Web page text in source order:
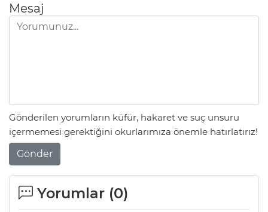
Mesaj
Gönderilen yorumların küfür, hakaret ve suç unsuru
içermemesi gerektiğini okurlarımıza önemle hatırlatırız!
Gönder
Yorumlar (0)